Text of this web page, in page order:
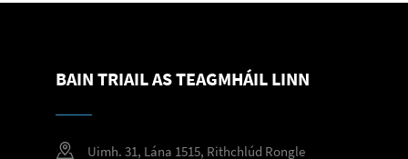
BAIN TRIAIL AS TEAGMHÁIL LINN
Uimh. 31, Lána 1515, Rithchlúd Rongle